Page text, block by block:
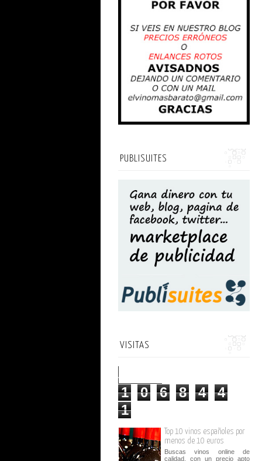
PUBLISUITES
VISITAS
1 0 6 8 4
4
1
Top 10 vinos españoles por
menos de 10 euros
Buscas vinos online de
calidad, con un precio apto